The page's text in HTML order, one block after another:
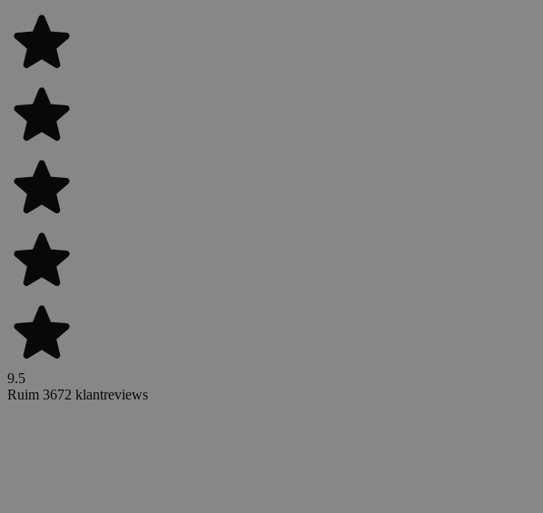
9.5
Ruim 3672 klantreviews